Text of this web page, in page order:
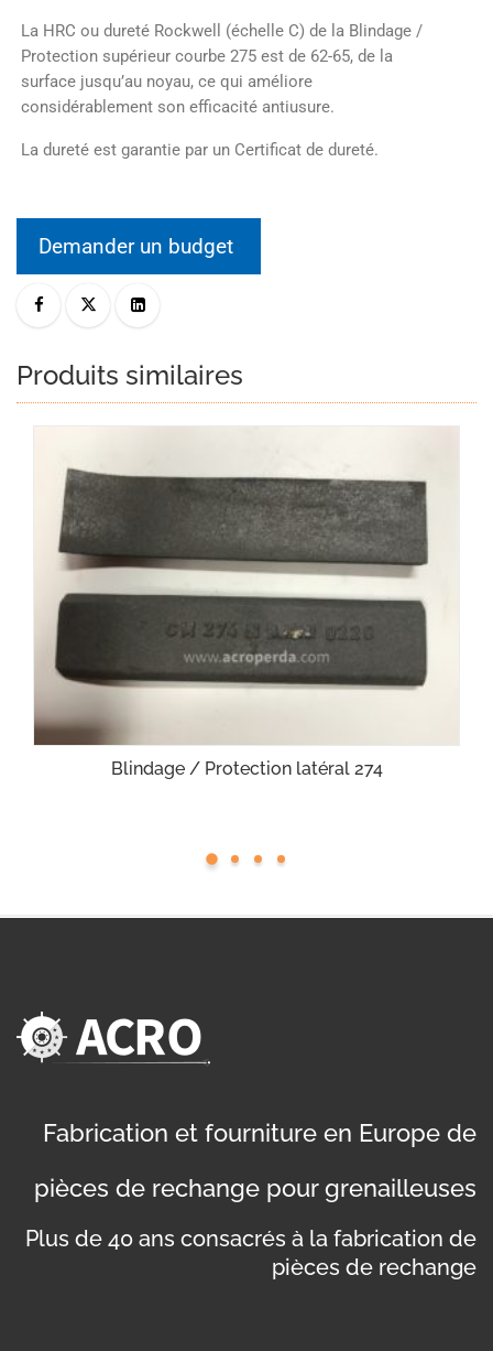
La HRC ou dureté Rockwell (échelle C) de la Blindage /
Protection supérieur courbe 275 est de 62-65, de la
surface jusqu’au noyau, ce qui améliore
considérablement son efficacité antiusure.
La dureté est garantie par un Certificat de dureté.
Demander un budget
Produits similaires
Blindage / Protection latéral 274
Fabrication et fourniture en Europe de
pièces de rechange pour grenailleuses
Plus de 40 ans consacrés à la fabrication de
pièces de rechange